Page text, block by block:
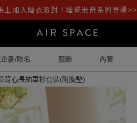
上加入睡衣派對！睡覺米奇系列登場>>
企劃/聯名 服飾 內著
背心長袖罩衫套裝(附胸墊)